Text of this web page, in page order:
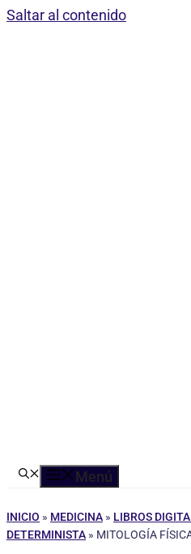
Saltar al contenido
Menú
INICIO » MEDICINA » LIBROS
DETERMINISTA » MITOLOGÍA